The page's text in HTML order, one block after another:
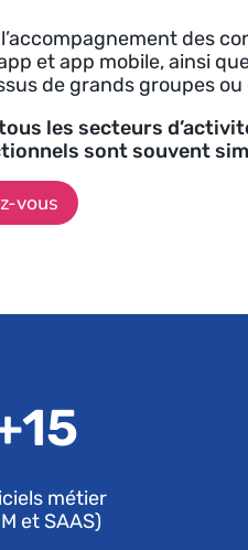
des
et app mobile, ainsi
de grands groupes
les secteurs
sont souvent
vous
15
métier
et SAAS)